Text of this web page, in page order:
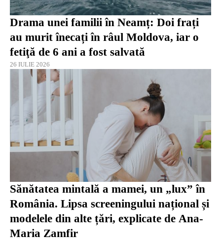
Drama unei familii în Neamț: Doi frați
au murit înecați în râul Moldova, iar o
fetiţă de 6 ani a fost salvată
26 IULIE 2026
Sănătatea mintală a mamei, un „lux” în
România. Lipsa screeningului național și
modelele din alte țări, explicate de Ana-
Maria Zamfir